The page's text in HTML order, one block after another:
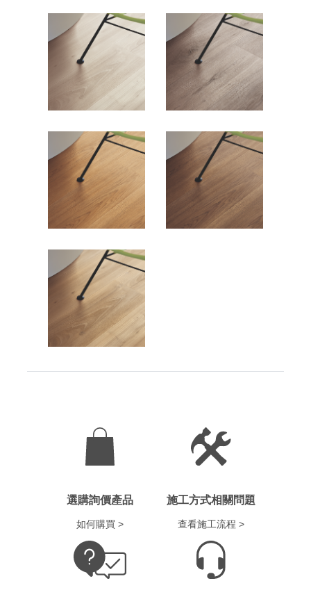
選購詢價產品
如何購買 >
施工方式相關問題
查看施工流程 >